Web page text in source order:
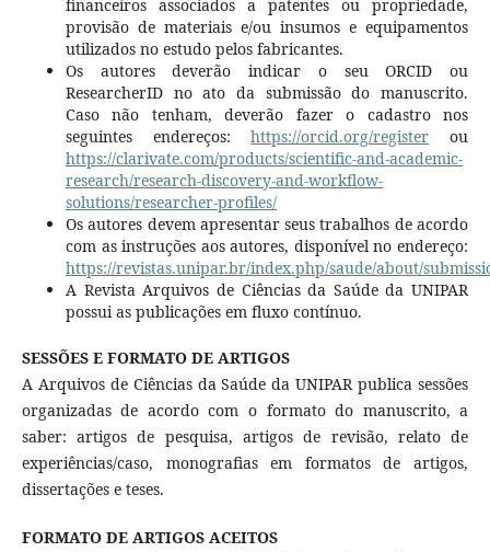
financeiros associados a patentes ou propriedade,
provisão de materiais e/ou insumos e equipamentos
utilizados no estudo pelos fabricantes.
Os autores deverão indicar o seu ORCID ou
ResearcherID no ato da submissão do manuscrito.
Caso não tenham, deverão fazer o cadastro nos
seguintes endereços:https://orcid.org/register ou
https://clarivate.com/products/scientific-and-academic-
research/research-discovery-and-workflow-
solutions/researcher-profiles/
Os autores devem apresentar seus trabalhos de acordo
com as instruções aos autores, disponível no endereço:
https://revistas.unipar.br/index.php/saude/about/
A Revista Arquivos de Ciências da Saúde da UNIPAR
possui as publicações em fluxo contínuo.
SESSÕES E FORMATO DE ARTIGOS
A Arquivos de Ciências da Saúde da UNIPAR publica sessões
organizadas de acordo com o formato do manuscrito, a
saber: artigos de pesquisa, artigos de revisão, relato de
experiências/caso, monografias em formatos de artigos,
dissertações e teses.
FORMATO DE ARTIGOS ACEITOS